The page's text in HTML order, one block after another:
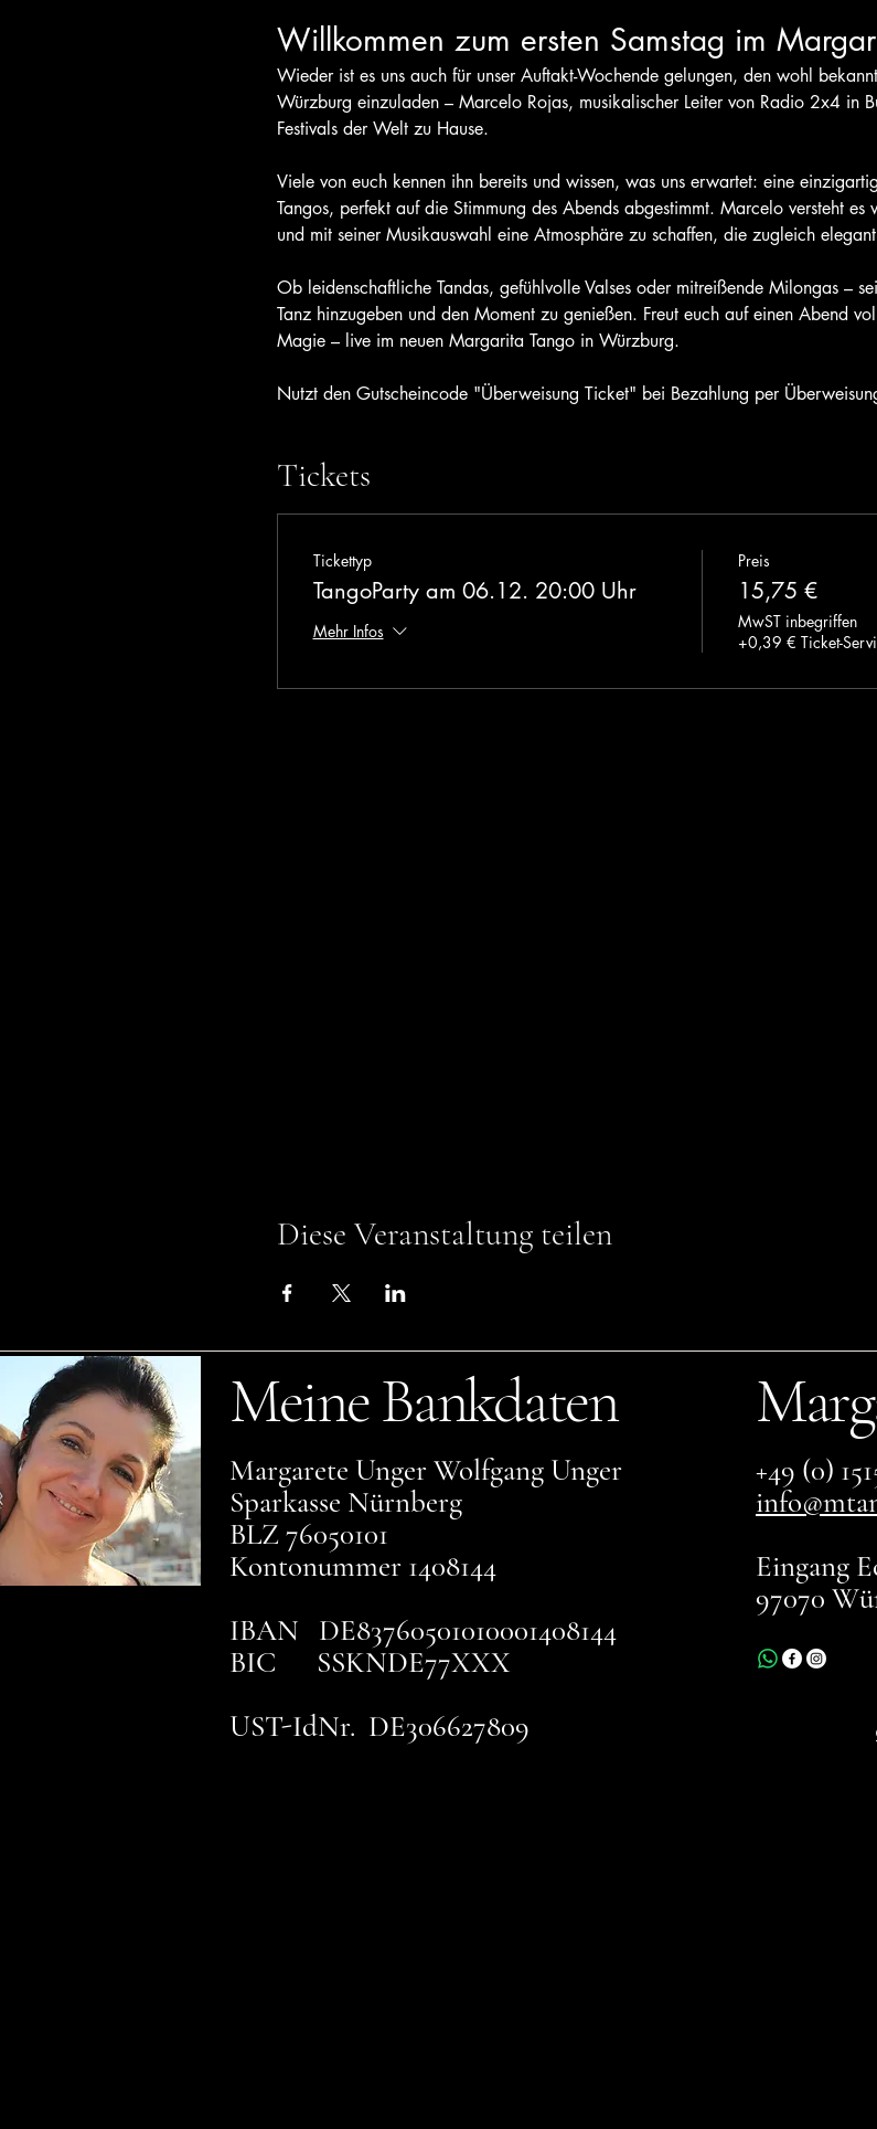
Willkommen zum ersten Samstag im
Wieder ist es uns auch für unser Auftakt-Wochende gelungen, den wohl
Würzburg einzuladen – Marcelo Rojas, musikalischer Leiter von Radio 2x4 in
Festivals der Welt zu Hause.
Viele von euch kennen ihn bereits und wissen, was uns erwartet: eine
Tangos, perfekt auf die Stimmung des Abends abgestimmt. Marcelo versteht
und mit seiner Musikauswahl eine Atmosphäre zu schaffen, die zugleich
Ob leidenschaftliche Tandas, gefühlvolle Valses oder mitreißende Milongas –
Tanz hinzugeben und den Moment zu genießen. Freut euch auf einen Abend
Magie – live im neuen Margarita Tango in Würzburg.
Nutzt den Gutscheincode "Überweisung Ticket" bei Bezahlung per
Tickets
Tickettyp
TangoParty am 06.12. 20:00 Uhr
Mehr Infos
Preis
15,75 €
MwST inbegriffen
+0,39 € Ticket-
Diese Veranstaltung teilen
Meine Bankdaten
Margarete Unger Wolfgang Unger
Sparkasse Nürnberg
BLZ 76050101
Kontonummer 1408144
IBAN DE83760501010001408144
BIC SSKNDE77XXX
UST-IdNr. DE306627809
+49 (0)
Eingang
97070